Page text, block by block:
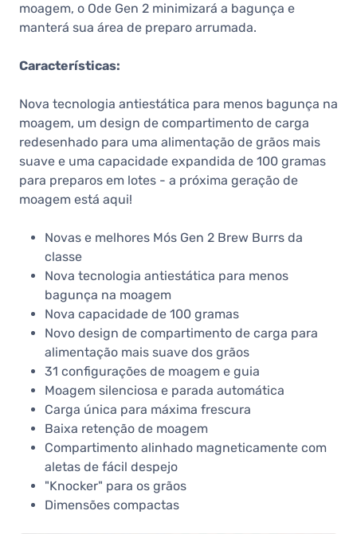
moagem, o Ode Gen 2 minimizará a bagunça e
manterá sua área de preparo arrumada.
Características:
Nova tecnologia antiestática para menos bagunça na
moagem, um design de compartimento de carga
redesenhado para uma alimentação de grãos mais
suave e uma capacidade expandida de 100 gramas
para preparos em lotes - a próxima geração de
moagem está aqui!
Novas e melhores Mós Gen 2 Brew Burrs da
classe
Nova tecnologia antiestática para menos
bagunça na moagem
Nova capacidade de 100 gramas
Novo design de compartimento de carga para
alimentação mais suave dos grãos
31 configurações de moagem e guia
Moagem silenciosa e parada automática
Carga única para máxima frescura
Baixa retenção de moagem
Compartimento alinhado magneticamente com
aletas de fácil despejo
"Knocker" para os grãos
Dimensões compactas